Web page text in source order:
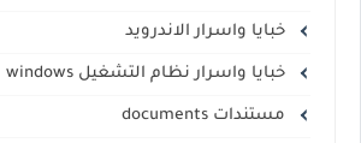
خبايا واسرار الاندرويد
خبايا واسرار نظام التشغيل windows
مستندات documents